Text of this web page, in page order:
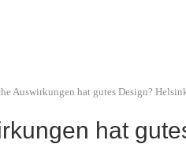
Auswirkungen hat gutes Design?
hat